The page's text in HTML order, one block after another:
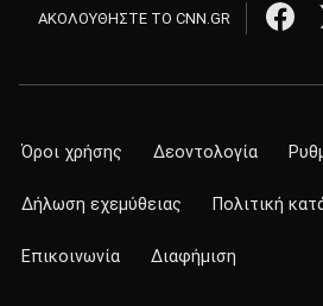
ΑΚΟΛΟΥΘΗΣΤΕ ΤΟ CNN.GR
Όροι χρήσης Δεοντολογία
Δήλωση εχεμύθειας Πολιτική
Επικοινωνία Διαφήμιση